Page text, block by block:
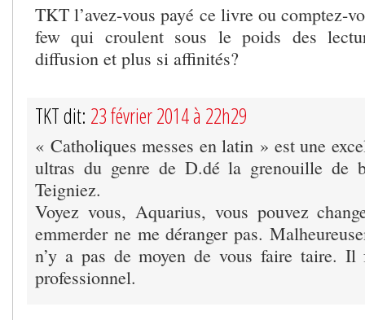
TKT l’avez-vous payé ce livre ou comptez-
few qui croulent sous le poids des
diffusion et plus si affinités?
TKT dit: 23 février 2014 à 22h29
« Catholiques messes en latin » est une
ultras du genre de D.dé la grenouille de
Teigniez.
Voyez vous, Aquarius, vous pouvez
emmerder ne me déranger pas.
n’y a pas de moyen de vous faire taire. Il
professionnel.